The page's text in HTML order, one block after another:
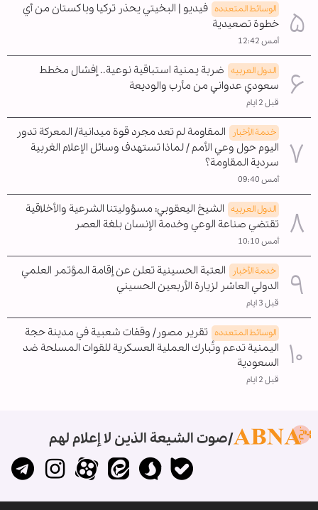
الوسائط المتعدده فيديو | البخيتي يحذر تركيا وباكستان من أي
خطوة تصعيدية
أمس 12:42
الدول العربیه ضربة يمنية استباقية نوعية.. إفشال مخطط
سعودي عدواني من مأرب والوديعة
قبل 2 ايام
خدمة الأخبار
المقاومة لم تعد مجرد قوة ميدانية/ المعركة تدور
اليوم حول وعي الأمم / لماذا تستهدف وسائل الإعلام الغربية
سردية المقاومة؟
أمس 09:40
الدول العربیه الشيخ اليعقوبي: مسؤوليتنا الشرعية والأخلاقية
تقتضي صناعة الوعي وخدمة الإنسان بلغة العصر
أمس 10:10
خدمة الأخبار
العتبة الحسينية تعلن عن إقامة المؤتمر العلمي
الدولي العاشر لزيارة الأربعين الحسيني
قبل 3 ايام
الوسائط المتعدده تقرير مصور/ وقفات شعبية في مدينة حجة
اليمنية تدعم وتُبارك العملية العسكرية للقوات المسلحة ضد
السعودية
قبل 2 ايام
صوت الشيعة الذين لا إعلام لهم